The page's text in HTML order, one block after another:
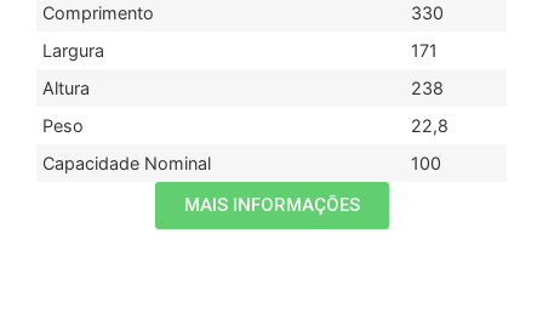
Comprimento
330
Largura
171
Altura
238
Peso
22,8
Capacidade Nominal
100
MAIS INFORMAÇÕES